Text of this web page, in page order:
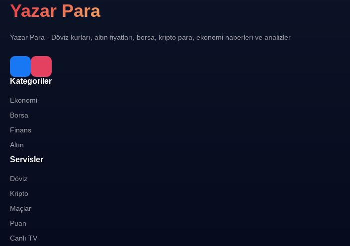
Yazar Para
Yazar Para - Döviz kurları, altın fiyatları, borsa, kripto para, ekonomi haberleri ve analizler
Kategoriler
Ekonomi
Borsa
Finans
Altın
Servisler
Döviz
Kripto
Maçlar
Puan
Canlı TV